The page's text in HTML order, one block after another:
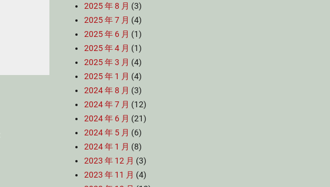
2025 年 8 月 (3)
2025 年 7 月 (4)
2025 年 6 月 (1)
2025 年 4 月 (1)
2025 年 3 月 (4)
2025 年 1 月 (4)
2024 年 8 月 (3)
2024 年 7 月 (12)
2024 年 6 月 (21)
2024 年 5 月 (6)
2024 年 1 月 (8)
2023 年 12 月 (3)
2023 年 11 月 (4)